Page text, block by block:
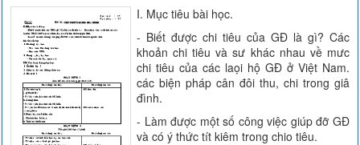
I. Mục tiêu bài học.
- Biết được chi tiêu của GĐ là gì? Các
khoản chi tiêu và sư khác nhau về mưc
chi tiêu của các laọi hộ GĐ ở Việt Nam.
các biện pháp cân đôi thu, chi trong giâ
đình.
- Làm được một số công việc giúp đỡ GĐ
và có ý thức tít kiêm trong chio tiêu.